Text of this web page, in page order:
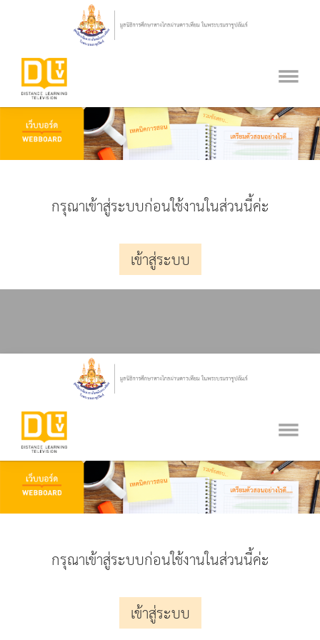
กรุณาเข้าสู่ระบบก่อนใช้งานในส่วนนี้ค่ะ
เข้าสู่ระบบ
กรุณาเข้าสู่ระบบก่อนใช้งานในส่วนนี้ค่ะ
เข้าสู่ระบบ